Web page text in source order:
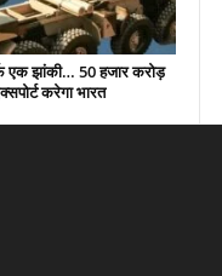
एक झांकी… 50 हजार करोड़
करेगा भारत